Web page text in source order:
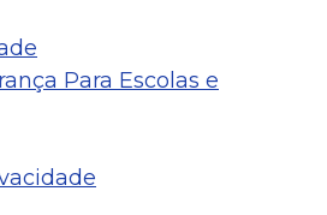
Para Escolas e